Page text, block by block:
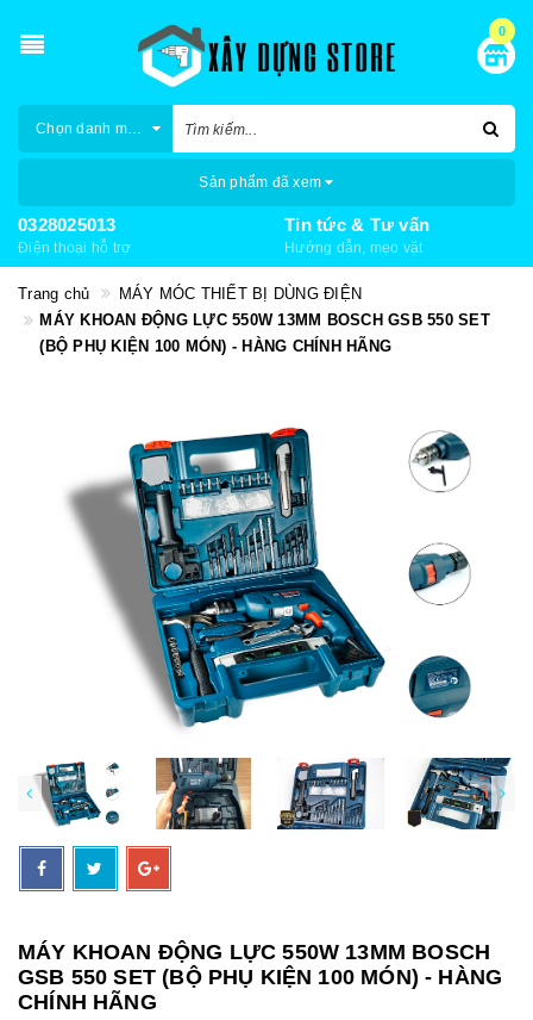
0
Chọn danh mục
Sản phẩm đã xem
0328025013
Điện thoại hỗ trợ
Tin tức & Tư vấn
Hướng dẫn, mẹo vặt
Trang chủ
MÁY MÓC THIẾT BỊ DÙNG ĐIỆN
MÁY KHOAN ĐỘNG LỰC 550W 13MM BOSCH GSB 550 SET
(BỘ PHỤ KIỆN 100 MÓN) - HÀNG CHÍNH HÃNG
MÁY KHOAN ĐỘNG LỰC 550W 13MM BOSCH
GSB 550 SET (BỘ PHỤ KIỆN 100 MÓN) - HÀNG
CHÍNH HÃNG